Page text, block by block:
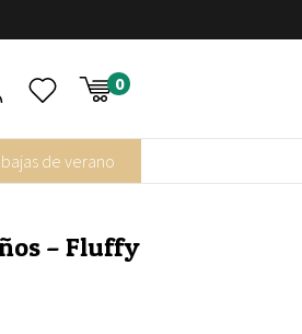
de verano
– Fluffy